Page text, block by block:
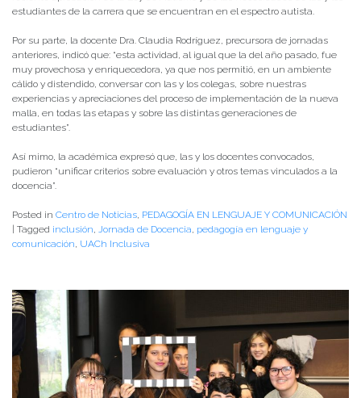
estudiantes de la carrera que se encuentran en el espectro autista.
Por su parte, la docente Dra. Claudia Rodríguez, precursora de jornadas
anteriores, indicó que: “esta actividad, al igual que la del año pasado, fue
muy provechosa y enriquecedora, ya que nos permitió, en un ambiente
cálido y distendido, conversar con las y los colegas, sobre nuestras
experiencias y apreciaciones del proceso de implementación de la nueva
malla, en todas las etapas y sobre las distintas generaciones de
estudiantes”.
Así mimo, la académica expresó que, las y los docentes convocados,
pudieron “unificar criterios sobre evaluación y otros temas vinculados a la
docencia”.
Posted in Centro de Noticias, PEDAGOGÍA EN LENGUAJE Y COMUNICACIÓN
Tagged inclusión, Jornada de Docencia, pedagogía en lenguaje y
comunicación, UACh Inclusiva